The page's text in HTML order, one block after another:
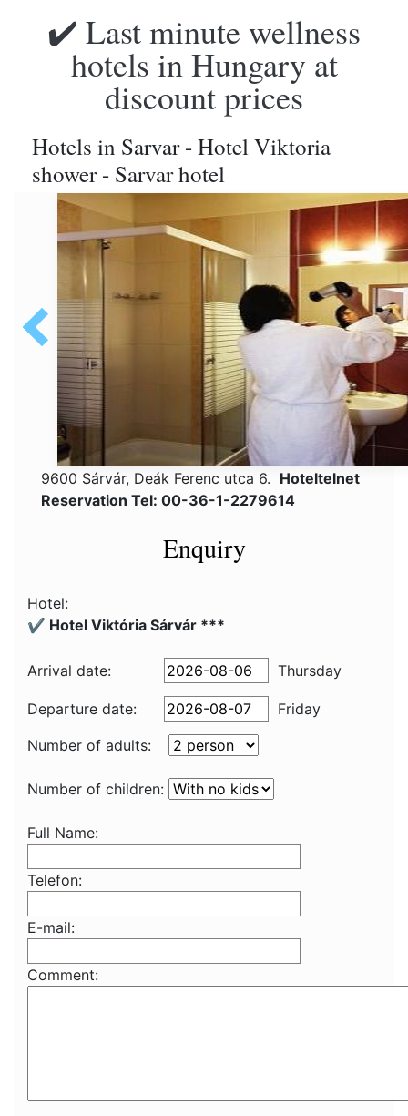
✔️ Last minute wellness
hotels in Hungary at
discount prices
Hotels in Sarvar - Hotel Viktoria
shower - Sarvar hotel
9600 Sárvár, Deák Ferenc utca 6. Hoteltelnet
Reservation Tel: 00-36-1-2279614
Enquiry
Hotel:
✔️ Hotel Viktória Sárvár ***
Arrival date: Thursday
Departure date:
Friday
Number of adults:
Number of children:
Full Name:
Telefon:
E-mail:
Comment: